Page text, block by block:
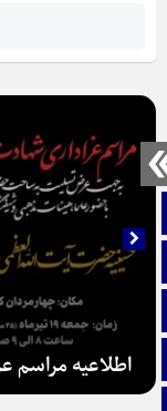
صفحه نخست
تماس با ما
آپاراتاطلاعیه مراسم